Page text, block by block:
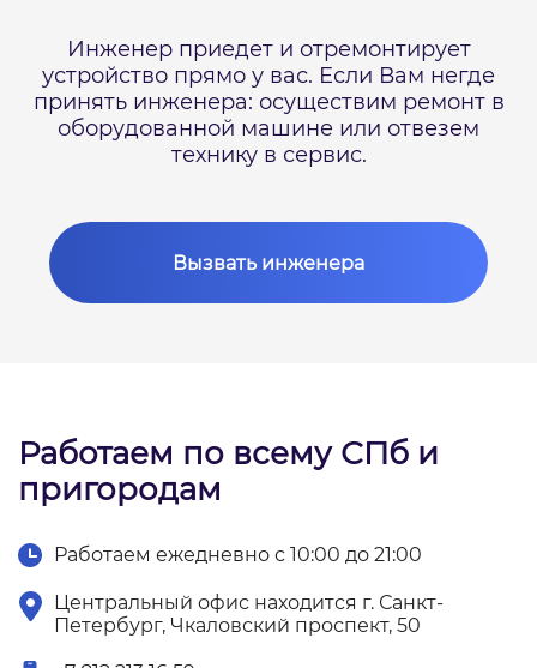
Инженер приедет и отремонтирует
устройство прямо у вас. Если Вам негде
принять инженера: осуществим ремонт в
оборудованной машине или отвезем
технику в сервис.
Вызвать инженера
Работаем по всему СПб и
пригородам
Работаем ежедневно с 10:00 до 21:00
Центральный офис находится г. Санкт-
Петербург, Чкаловский проспект, 50